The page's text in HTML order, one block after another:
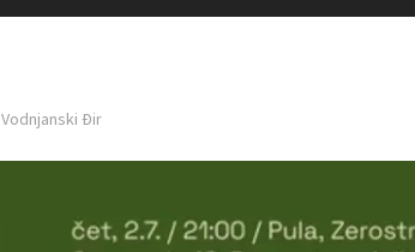
Vodnjanski Đir